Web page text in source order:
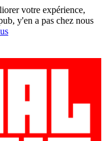
votre expérience,
y'en a pas chez nous